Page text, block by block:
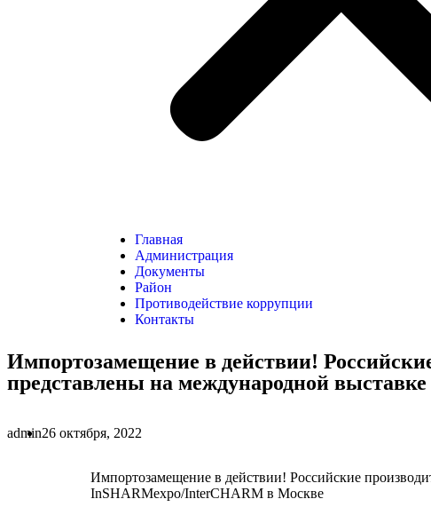
Главная
Администрация
Документы
Район
Противодействие коррупции
Контакты
Импортозамещение в действии!
представлены на международной
admin26 октября, 2022
Импортозамещение в действии! Российские
InSHARMexpo/InterCHARM в Москве